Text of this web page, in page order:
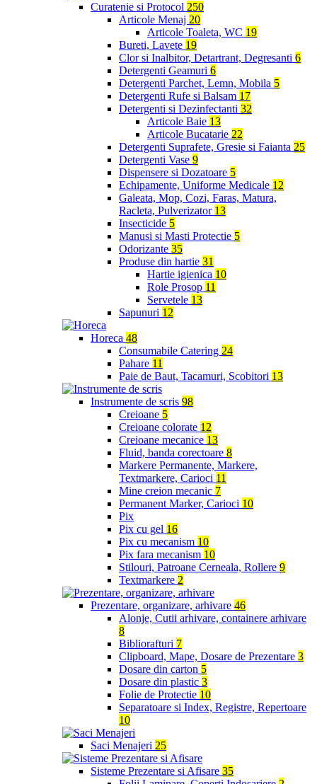
Curatenie si Protocol 250
Articole Menaj 20
Articole Toaleta, WC 19
Bureti, Lavete 19
Clor si Inalbitor, Detartrant, Degresanti 6
Detergenti Geamuri 6
Detergenti Parchet, Lemn, Mobila 5
Detergenti Rufe si Balsam 17
Detergenti si Dezinfectanti 32
Articole Baie 13
Articole Bucatarie 22
Detergenti Suprafete, Gresie si Faianta 25
Detergenti Vase 9
Dispensere si Dozatoare 5
Echipamente, Uniforme Medicale 12
Galeata, Mop, Cozi, Faras, Matura,
Racleta, Pulverizator 13
Insecticide 5
Manusi si Masti Protectie 5
Odorizante 35
Produse din hartie 31
Hartie igienica 10
Role Prosop 11
Servetele 13
Sapunuri 12
Horeca 48
Consumabile Catering 24
Pahare 11
Paie de Baut, Tacamuri, Scobitori 13
Instrumente de scris 98
Creioane 5
Creioane colorate 12
Creioane mecanice 13
Fluid, banda corectoare 8
Markere Permanente, Markere,
Textmarkere, Carioci 11
Mine creion mecanic 7
Permanent Marker, Carioci 10
Pix
Pix cu gel 16
Pix cu mecanism 10
Pix fara mecanism 10
Stilouri, Patroane Cerneala, Rollere 9
Textmarkere 2
Prezentare, organizare, arhivare 46
Alonje, Cutii arhivare, containere arhivare
8
Bibliorafturi 7
Clipboard, Mape, Dosare de Prezentare 3
Dosare din carton 5
Dosare din plastic 3
Folie de Protectie 10
Separatoare si Index, Registre, Repertoare
10
Saci Menajeri 25
Sisteme Prezentare si Afisare 35